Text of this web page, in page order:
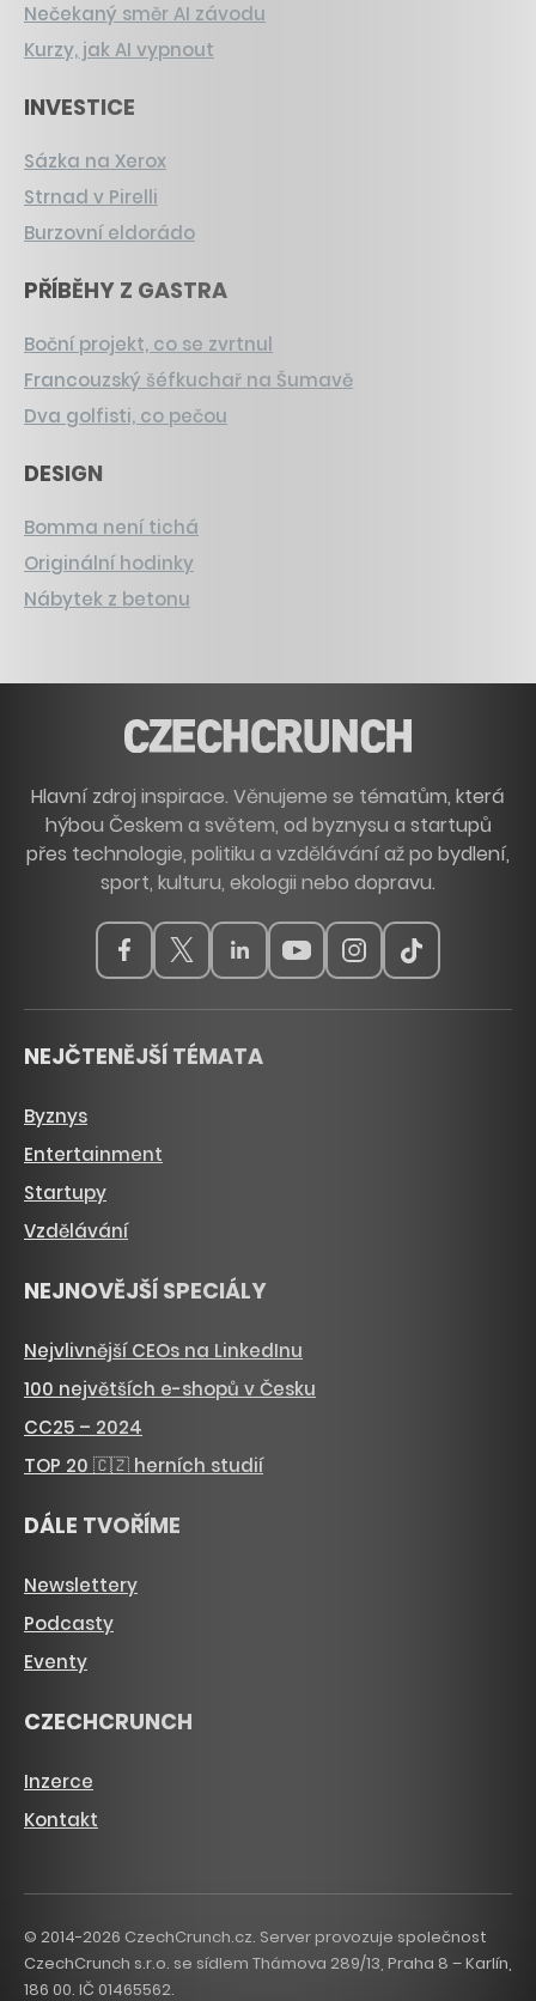
Nečekaný směr AI závodu
Kurzy, jak AI vypnout
INVESTICE
Sázka na Xerox
Strnad v Pirelli
Burzovní eldorádo
PŘÍBĚHY Z GASTRA
Boční projekt, co se zvrtnul
Francouzský šéfkuchař na Šumavě
Dva golfisti, co pečou
DESIGN
Bomma není tichá
Originální hodinky
Nábytek z betonu
Hlavní zdroj inspirace. Věnujeme se tématům, která
hýbou Českem a světem, od byznysu a startupů
přes technologie, politiku a vzdělávání až po bydlení,
sport, kulturu, ekologii nebo dopravu.
NEJČTENĚJŠÍ TÉMATA
Byznys
Entertainment
Startupy
Vzdělávání
NEJNOVĚJŠÍ SPECIÁLY
Nejvlivnější CEOs na LinkedInu
100 největších e-shopů v Česku
CC25 – 2024
TOP 20 🇨🇿 herních studií
DÁLE TVOŘÍME
Newslettery
Podcasty
Eventy
CZECHCRUNCH
Inzerce
Kontakt
© 2014-2026 CzechCrunch.cz. Server provozuje společnost
CzechCrunch s.r.o. se sídlem Thámova 289/13, Praha 8 – Karlín,
186 00. IČ 01465562.